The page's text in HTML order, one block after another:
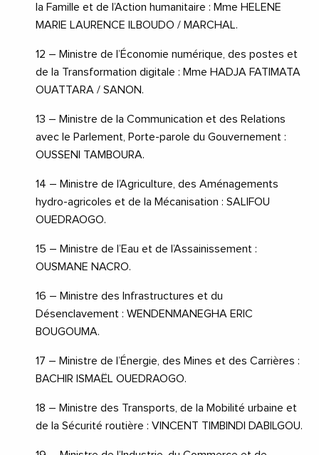
la Famille et de l’Action humanitaire : Mme HELENE
MARIE LAURENCE ILBOUDO / MARCHAL.
12 – Ministre de l’Économie numérique, des postes et
de la Transformation digitale : Mme HADJA FATIMATA
OUATTARA / SANON.
13 – Ministre de la Communication et des Relations
avec le Parlement, Porte-parole du Gouvernement :
OUSSENI TAMBOURA.
14 – Ministre de l’Agriculture, des Aménagements
hydro-agricoles et de la Mécanisation : SALIFOU
OUEDRAOGO.
15 – Ministre de l’Eau et de l’Assainissement :
OUSMANE NACRO.
16 – Ministre des Infrastructures et du
Désenclavement : WENDENMANEGHA ERIC
BOUGOUMA.
17 – Ministre de l’Énergie, des Mines et des Carrières :
BACHIR ISMAËL OUEDRAOGO.
18 – Ministre des Transports, de la Mobilité urbaine et
de la Sécurité routière : VINCENT TIMBINDI DABILGOU.